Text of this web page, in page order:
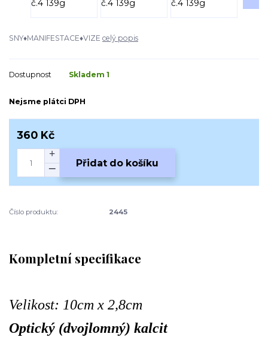
SNY♦MANIFESTACE♦VIZE celý popis
Dostupnost Skladem 1
Nejsme plátci DPH
360 Kč
Přidat do košíku
Číslo produktu: 2445
Kompletní specifikace
Velikost: 10cm x 2,8cm
Optický (dvojlomný) kalcit